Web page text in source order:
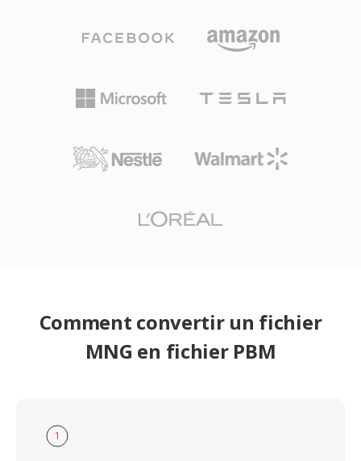
Comment convertir un fichier
MNG en fichier PBM
1